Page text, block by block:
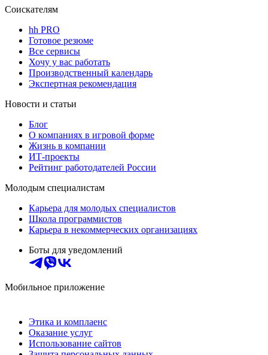
Соискателям
hh PRO
Готовое резюме
Все сервисы
Хочу у вас работать
Производственный календарь
Экспертная рекомендация
Новости и статьи
Блог
О компаниях в игровой форме
Жизнь в компании
ИТ-проекты
Рейтинг работодателей России
Молодым специалистам
Карьера для молодых специалистов
Школа программистов
Карьера в некоммерческих организациях
Боты для уведомлений
Мобильное приложение
Этика и комплаенс
Оказание услуг
Использование сайтов